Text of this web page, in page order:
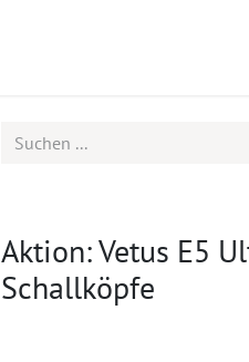
Aktion: Vetus E5
Schallköpfe